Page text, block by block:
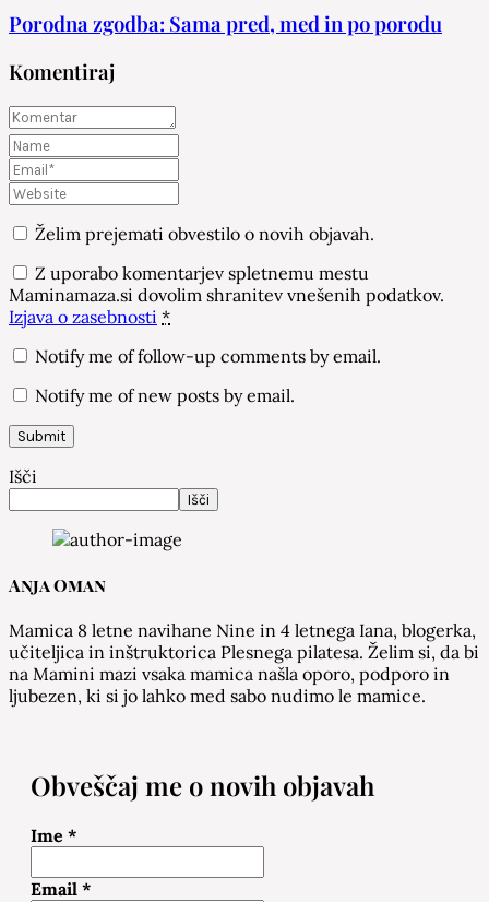
Porodna zgodba: Sama pred, med in po porodu
Komentiraj
Želim prejemati obvestilo o novih objavah.
Z uporabo komentarjev spletnemu mestu
Maminamaza.si dovolim shranitev vnešenih podatkov.
Izjava o zasebnosti *
Notify me of follow-up comments by email.
Notify me of new posts by email.
Išči
Išči
Anja Oman
Mamica 8 letne navihane Nine in 4 letnega Iana, blogerka,
učiteljica in inštruktorica Plesnega pilatesa. Želim si, da bi
na Mamini mazi vsaka mamica našla oporo, podporo in
ljubezen, ki si jo lahko med sabo nudimo le mamice.
Obveščaj me o novih objavah
Ime *
Email *